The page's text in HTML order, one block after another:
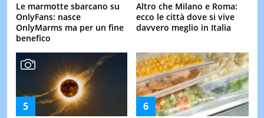
Le marmotte sbarcano su
OnlyFans: nasce
OnlyMarms ma per un fine
benefico
Altro che Milano e Roma:
ecco le città dove si vive
davvero meglio in Italia